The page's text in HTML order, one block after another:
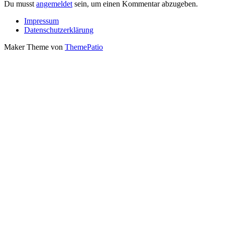
Du musst angemeldet sein, um einen Kommentar abzugeben.
Impressum
Datenschutzerklärung
Maker Theme von ThemePatio